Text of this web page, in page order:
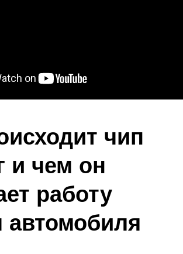
чип
и чем он
работу
автомобиля